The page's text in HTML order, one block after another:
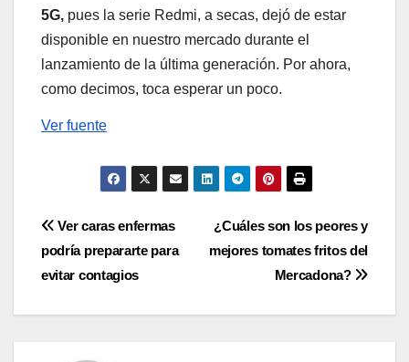
5G, pues la serie Redmi, a secas, dejó de estar
disponible en nuestro mercado durante el
lanzamiento de la última generación. Por ahora,
como decimos, toca esperar un poco.
Ver fuente
Navegación
de
entradas
¿Cuáles son los peores y
mejores tomates fritos del
Mercadona?
Ver caras enfermas
podría prepararte para
evitar contagios